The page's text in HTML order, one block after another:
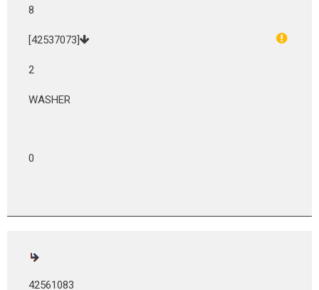
8
[42537073]
2
WASHER
0
42561083